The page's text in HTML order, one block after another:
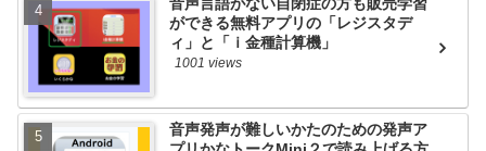
ができる無料アプリの「レジスタデ
ィ」と「ｉ金種計算機」
1001 views
音声発声が難しいかたのための発声ア